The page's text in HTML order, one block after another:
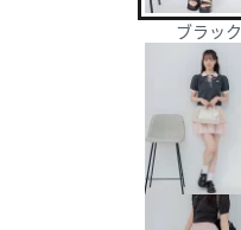
ブラック